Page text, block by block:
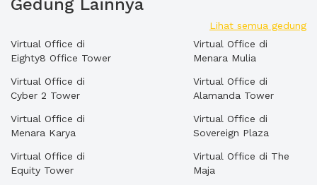
Gedung Lainnya
Lihat semua gedung
Virtual Office di
Eighty8 Office Tower
Virtual Office di
Cyber 2 Tower
Virtual Office di
Menara Karya
Virtual Office di
Equity Tower
Virtual Office di
Menara Mulia
Virtual Office di
Alamanda Tower
Virtual Office di
Sovereign Plaza
Virtual Office di The
Maja